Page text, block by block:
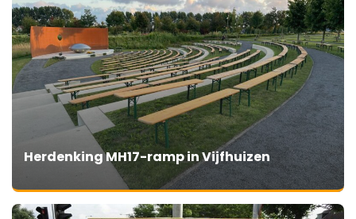
Herdenking MH17-ramp in Vijfhuizen